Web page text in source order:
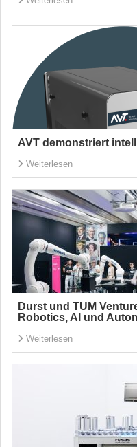
AVT demonstriert
Weiterlesen
Durst und TUM
Robotics, AI und
Weiterlesen